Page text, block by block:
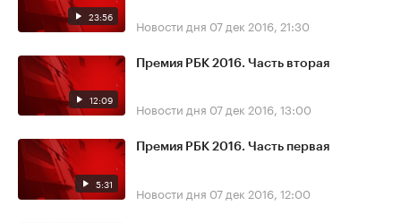
23:56 Новости дня 07 дек 2016, 21:30
12:09
Премия РБК 2016. Часть вторая
Новости дня 07 дек 2016, 13:00
5:31
Премия РБК 2016. Часть первая
Новости дня 07 дек 2016, 12:00